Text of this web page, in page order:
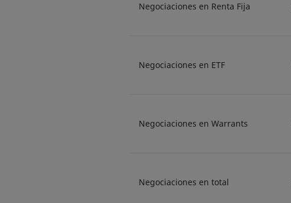
Negociaciones en Renta Fija
Negociaciones en ETF
Negociaciones en Warrants
Negociaciones en total